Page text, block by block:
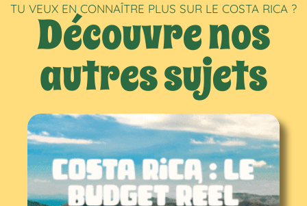
TU VEUX EN CONNAÎTRE PLUS SUR LE COSTA RICA ?
Découvre nos
autres sujets